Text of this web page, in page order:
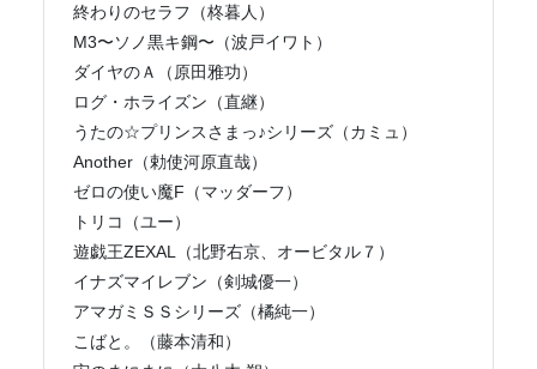
終わりのセラフ（柊暮人）
M3〜ソノ黒キ鋼〜（波戸イワト）
ダイヤのＡ（原田雅功）
ログ・ホライズン（直継）
うたの☆プリンスさまっ♪シリーズ（カミュ）
Another（勅使河原直哉）
ゼロの使い魔F（マッダーフ）
トリコ（ユー）
遊戯王ZEXAL（北野右京、オービタル７）
イナズマイレブン（剣城優一）
アマガミＳＳシリーズ（橘純一）
こばと。（藤本清和）